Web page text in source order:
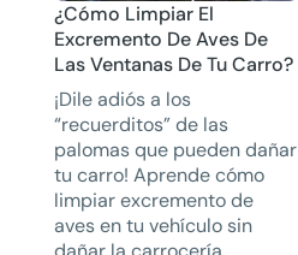
¿Cómo Limpiar El
Excremento De Aves De
Las Ventanas De Tu Carro?
¡Dile adiós a los
“recuerditos” de las
palomas que pueden dañar
tu carro! Aprende cómo
limpiar excremento de
aves en tu vehículo sin